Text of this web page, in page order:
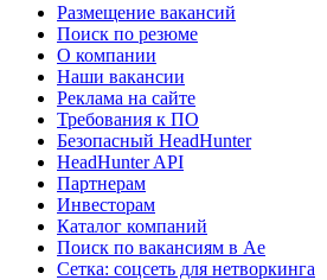
Размещение вакансий
Поиск по резюме
О компании
Наши вакансии
Реклама на сайте
Требования к ПО
Безопасный HeadHunter
HeadHunter API
Партнерам
Инвесторам
Каталог компаний
Поиск по вакансиям в Ае
Сетка: соцсеть для нетворкинга